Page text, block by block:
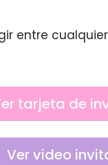
entre
tarjeta de
Ver video